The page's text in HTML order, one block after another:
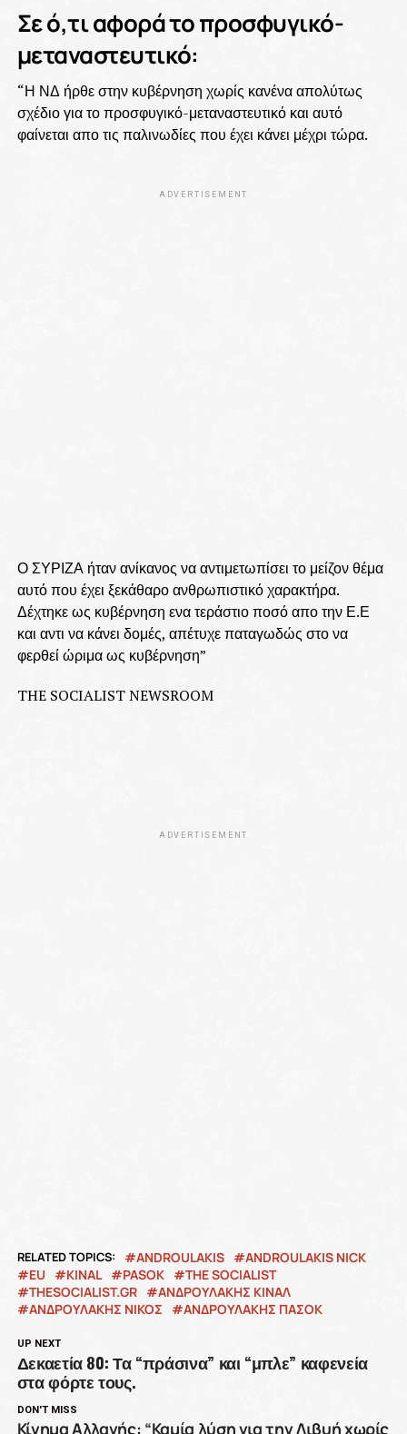
Σε ό,τι αφορά το προσφυγικό-
μεταναστευτικό:
“Η ΝΔ ήρθε στην κυβέρνηση χωρίς κανένα απολύτως
σχέδιο για το προσφυγικό-μεταναστευτικό και αυτό
φαίνεται απο τις παλινωδίες που έχει κάνει μέχρι τώρα.
ADVERTISEMENT
Ο ΣΥΡΙΖΑ ήταν ανίκανος να αντιμετωπίσει το μείζον θέμα
αυτό που έχει ξεκάθαρο ανθρωπιστικό χαρακτήρα.
Δέχτηκε ως κυβέρνηση ενα τεράστιο ποσό απο την Ε.Ε
και αντι να κάνει δομές, απέτυχε παταγωδώς στο να
φερθεί ώριμα ως κυβέρνηση”
THE SOCIALIST NEWSROOM
ADVERTISEMENT
RELATED TOPICS: ANDROULAKIS
ANDROULAKIS NICK
EU
KINAL PASOK
THE SOCIALIST
THESOCIALIST.GR
ΑΝΔΡΟΥΛΑΚΗΣ ΚΙΝΑΛ
ΑΝΔΡΟΥΛΑΚΗΣ ΝΙΚΟΣ
ΑΝΔΡΟΥΛΑΚΗΣ ΠΑΣΟΚ
UP NEXT
Δεκαετία 80: Τα “πράσινα” και “μπλε” καφενεία
στα φόρτε τους.
DON'T MISS
Κίνημα Αλλαγής: “Καμία λύση για την Λιβυή χωρίς